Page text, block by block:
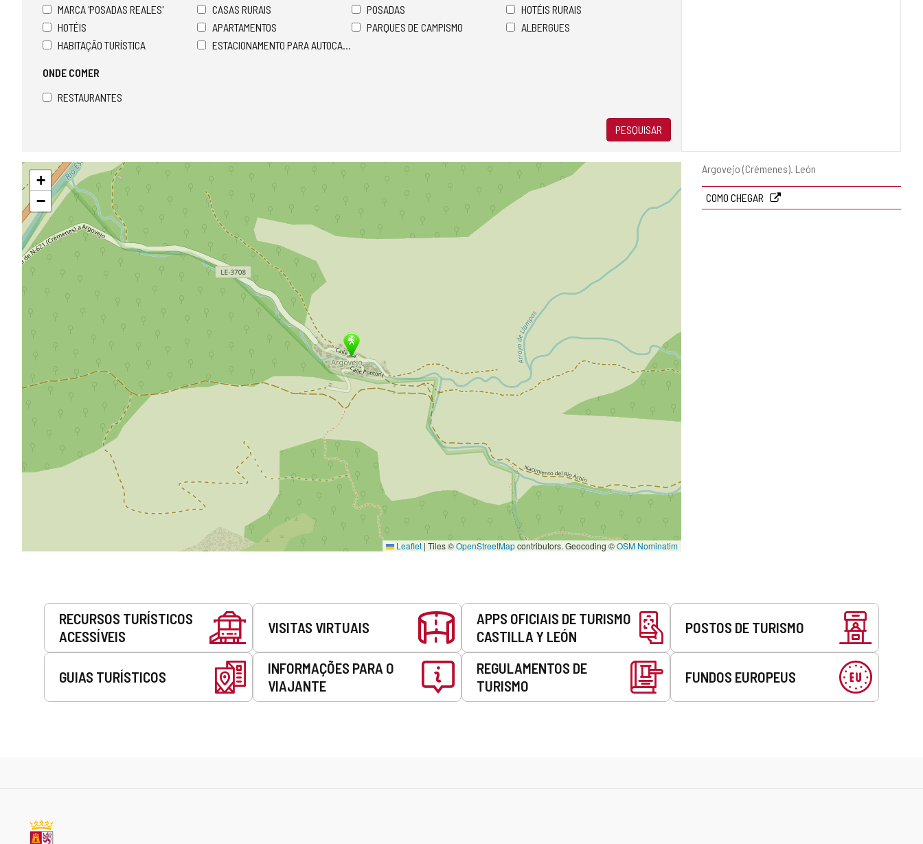
Endereço
Argovejo (Crémenes). León
COMO CHEGAR
MARCA 'POSADAS REALES'
CASAS RURAIS POSADAS
HOTÉIS RURAIS
HOTÉIS
APARTAMENTOS PARQUES DE CAMPISMO
ALBERGUES
HABITAÇÃO TURÍSTICA
ESTACIONAMENTO PARA AUTOCARAVANAS
ONDE COMER
RESTAURANTES
PESQUISAR
Pular
mapa
+
−
Leaflet | Tiles ©OpenStreetMapcontributors. Geocoding ©OSM Nominatim
Serviços
RECURSOS TURÍSTICOS
ACESSÍVEIS
VISITAS VIRTUAIS
APPS OFICIAIS DE TURISMO
CASTILLA Y LEÓN
POSTOS DE TURISMO
GUIAS TURÍSTICOS
INFORMAÇÕES PARA O
VIAJANTE
REGULAMENTOS DE
TURISMO
FUNDOS EUROPEUS